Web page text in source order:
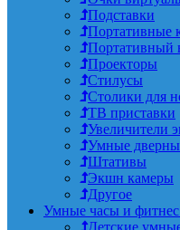
Подставки
Портативные
Портативный
Проекторы
Стилусы
Столики для
ТВ приставки
Увеличители
Умные
Штативы
Экшн камеры
Другое
Умные часы и фитнес
Детские